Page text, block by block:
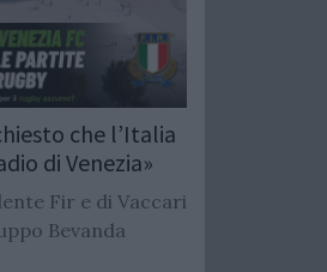
che l’Italia
di Venezia»
Fir e di Vaccari
Bevanda